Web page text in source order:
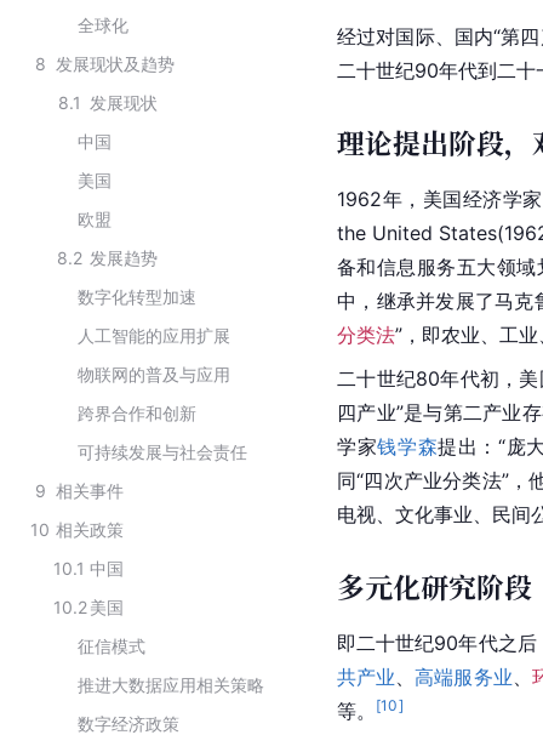
全球化
8 发展现状及趋势
8.1 发展现状
中国
美国
欧盟
8.2 发展趋势
数字化转型加速
人工智能的应用扩展
物联网的普及与应用
跨界合作和创新
可持续发展与社会责任
9 相关事件
10 相关政策
10.1 中国
10.2美国
征信模式
推进大数据应用相关策略
数字经济政策
经过对国际、国内“第
二十世纪90年代到二
理论提出阶段
1962年， 美国经济学家
the United
备和信息服务五大领
中，继承并发展了马克
分类法”，即农业、工
二十世纪80年代初，
四产业”是与第二产业
学家钱学森提出：“庞
同“四次产业分类法”，
电视、文化事业、民间
多元化研究阶段
即二十世纪90年代之后
共产业 、高端服务业
等。
[10]